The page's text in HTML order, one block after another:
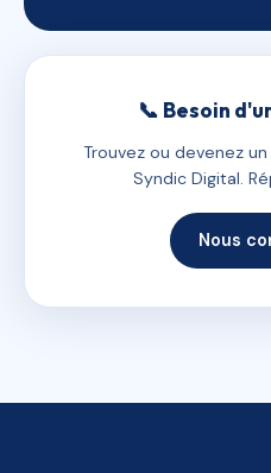
📞 Besoin
Trouvez ou devenez
Syndic Digital.
Nous